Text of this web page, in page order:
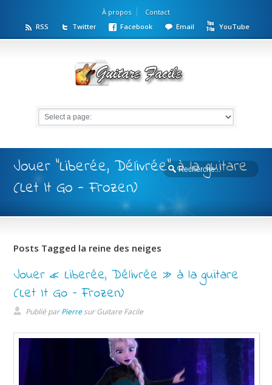
À propos
Contact
RSS
Twitter Facebook Email YouTube
Jouer "Liberée, Délivrée" à la guitare
(Let It Go - Frozen)
Posts Tagged la reine des neiges
Jouer « Liberée, Délivrée » à la guitare
(Let It Go – Frozen)
Publié parPierresurGuitare Facile